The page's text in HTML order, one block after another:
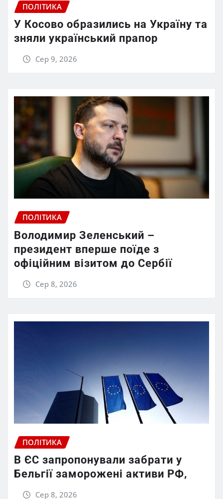
ПОЛІТИКА
У Косово образились на Україну та
зняли український прапор
Сер 9, 2026
ПОЛІТИКА
Володимир Зеленський –
президент вперше поїде з
офіційним візитом до Сербії
Сер 8, 2026
ПОЛІТИКА
В ЄС запропонували забрати у
Бельгії заморожені активи РФ,
Сер 8, 2026